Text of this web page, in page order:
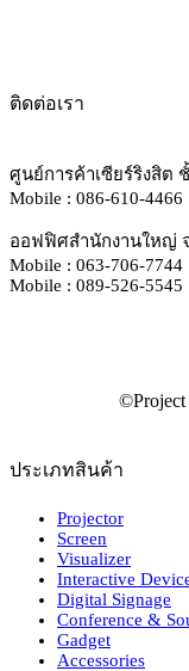
ติดต่อเรา
ศูนย์การค้าเซียร์ริงสิต
Mobile : 086-610-4466
ออฟฟิศสำนักงานใหญ่
Mobile : 063-706-7744
Mobile : 089-526-5545
ประเภทสินค้า
Projector
Screen
Visualizer
Interactive
Digital Signage
Conference &
Gadget
Accessories